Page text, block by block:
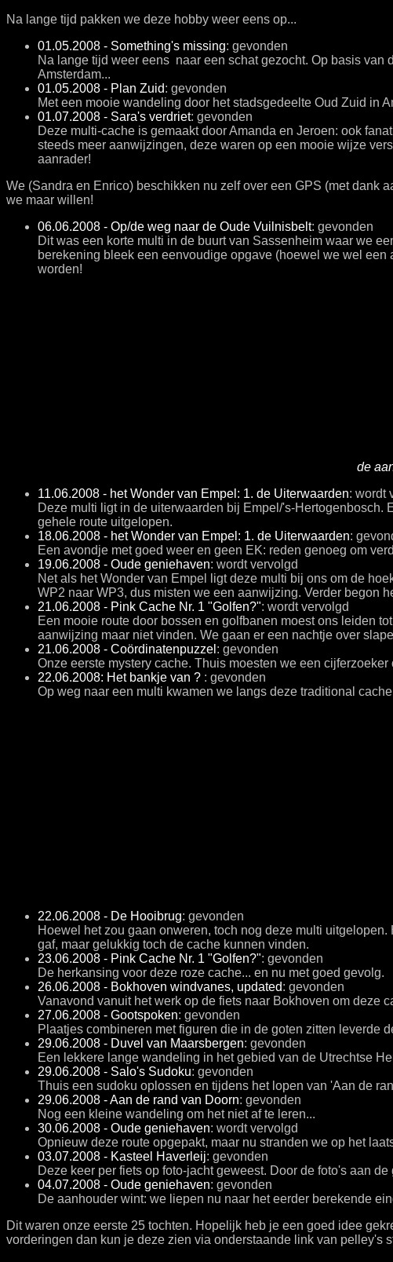
Na lange tijd pakken we deze hobby weer eens op...
01.05.2008 - Something's missing: gevonden
Na lange tijd weer eens naar een schat gezocht. Op basis
Amsterdam...
01.05.2008 - Plan Zuid: gevonden
Met een mooie wandeling door het stadsgedeelte Oud Zuid in
01.07.2008 - Sara's verdriet: gevonden
Deze multi-cache is gemaakt door Amanda en Jeroen: ook
steeds meer aanwijzingen, deze waren op een mooie wijze
aanrader!
We (Sandra en Enrico) beschikken nu zelf over een GPS (met
we maar willen!
06.06.2008 - Op/de weg naar de Oude Vuilnisbelt: gevonden
Dit was een korte multi in de buurt van Sassenheim waar we
berekening bleek een eenvoudige opgave (hoewel we wel
worden!
de
11.06.2008 - het Wonder van Empel: 1. de Uiterwaarden: wordt
Deze multi ligt in de uiterwaarden bij Empel/'s-
gehele route uitgelopen.
18.06.2008 - het Wonder van Empel: 1. de Uiterwaarden:
Een avondje met goed weer en geen EK: reden genoeg om
19.06.2008 - Oude geniehaven: wordt vervolgd
Net als het Wonder van Empel ligt deze multi bij ons om de
WP2 naar WP3, dus misten we een aanwijzing. Verder begon
21.06.2008 - Pink Cache Nr. 1 "Golfen?": wordt vervolgd
Een mooie route door bossen en golfbanen moest ons leiden
aanwijzing maar niet vinden. We gaan er een nachtje over
21.06.2008 - Coördinatenpuzzel : gevonden
Onze eerste mystery cache. Thuis moesten we een
22.06.2008: Het bankje van ? : gevonden
Op weg naar een multi kwamen we langs deze traditional
22.06.2008 - De Hooibrug: gevonden
Hoewel het zou gaan onweren, toch nog deze multi
gaf, maar gelukkig toch de cache kunnen vinden.
23.06.2008 - Pink Cache Nr. 1 "Golfen?": gevonden
De herkansing voor deze roze cache... en nu met goed gevolg.
26.06.2008 - Bokhoven windvanes, updated: gevonden
Vanavond vanuit het werk op de fiets naar Bokhoven om deze
27.06.2008 - Gootspoken: gevonden
Plaatjes combineren met figuren die in de goten zitten leverde
29.06.2008 - Duvel van Maarsbergen: gevonden
Een lekkere lange wandeling in het gebied van de Utrechtse
29.06.2008 - Salo's Sudoku: gevonden
Thuis een sudoku oplossen en tijdens het lopen van 'Aan de
29.06.2008 - Aan de rand van Doorn: gevonden
Nog een kleine wandeling om het niet af te leren...
30.06.2008 - Oude geniehaven: wordt vervolgd
Opnieuw deze route opgepakt, maar nu stranden we op het
03.07.2008 - Kasteel Haverleij: gevonden
Deze keer per fiets op foto-jacht geweest. Door de foto's aan
04.07.2008 - Oude geniehaven: gevonden
De aanhouder wint: we liepen nu naar het eerder berekende
Dit waren onze eerste 25 tochten. Hopelijk heb je een goed idee
vorderingen dan kun je deze zien via onderstaande link van pelley's